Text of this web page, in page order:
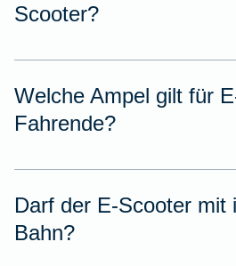
Scooter?
Welche Ampel gilt für
Fahrende?
Darf der E-Scooter mit
Bahn?